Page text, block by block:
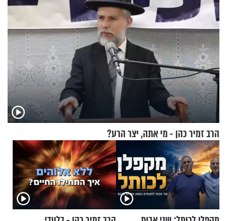
הרב זמיר כהן - מי אתה, יצר הרע?